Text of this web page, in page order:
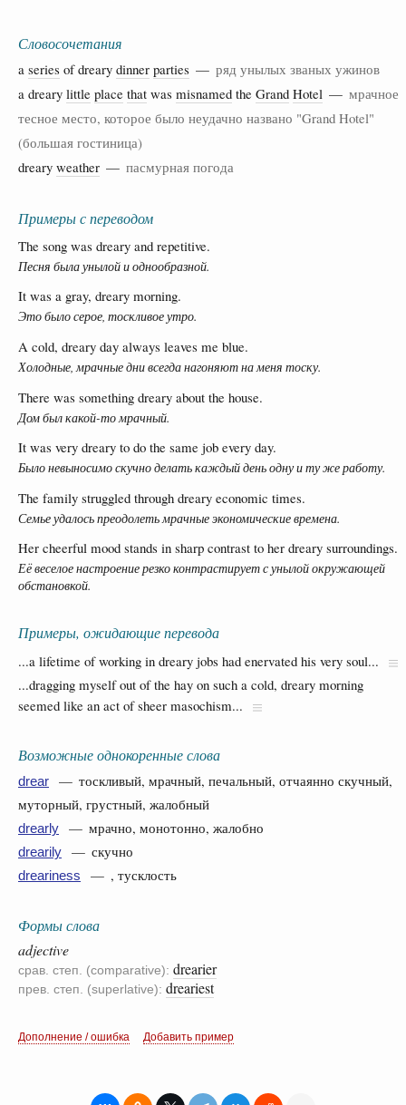
Словосочетания
a series of dreary dinner parties — ряд унылых званых ужинов
a dreary little place that was misnamed the Grand Hotel — мрачное
тесное место, которое было неудачно названо "Grand Hotel"
(большая гостиница)
dreary weather — пасмурная погода
Примеры с переводом
The song was dreary and repetitive.
Песня была унылой и однообразной.
It was a gray, dreary morning.
Это было серое, тоскливое утро.
A cold, dreary day always leaves me blue.
Холодные, мрачные дни всегда нагоняют на меня тоску.
There was something dreary about the house.
Дом был какой-то мрачный.
It was very dreary to do the same job every day.
Было невыносимо скучно делать каждый день одну и ту же работу.
The family struggled through dreary economic times.
Семье удалось преодолеть мрачные экономические времена.
Her cheerful mood stands in sharp contrast to her dreary surroundings.
Её веселое настроение резко контрастирует с унылой окружающей
обстановкой.
Примеры, ожидающие перевода
...a lifetime of working in dreary jobs had enervated his very soul...
...dragging myself out of the hay on such a cold, dreary morning
seemed like an act of sheer masochism...
Возможные однокоренные слова
drear
— тоскливый, мрачный, печальный, отчаянно скучный,
муторный, грустный, жалобный
drearly — мрачно, монотонно, жалобно
drearily — скучно
dreariness — , тусклость
Формы слова
adjective
срав. степ. (comparative): drearier
прев. степ. (superlative): dreariest
Дополнение / ошибка Добавить пример